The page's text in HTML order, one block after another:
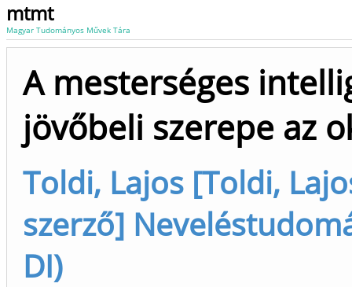
mtmt
Magyar Tudományos Művek Tára
A mesterséges
jövőbeli szerepe az
Toldi, Lajos [Toldi,
szerző]
DI)